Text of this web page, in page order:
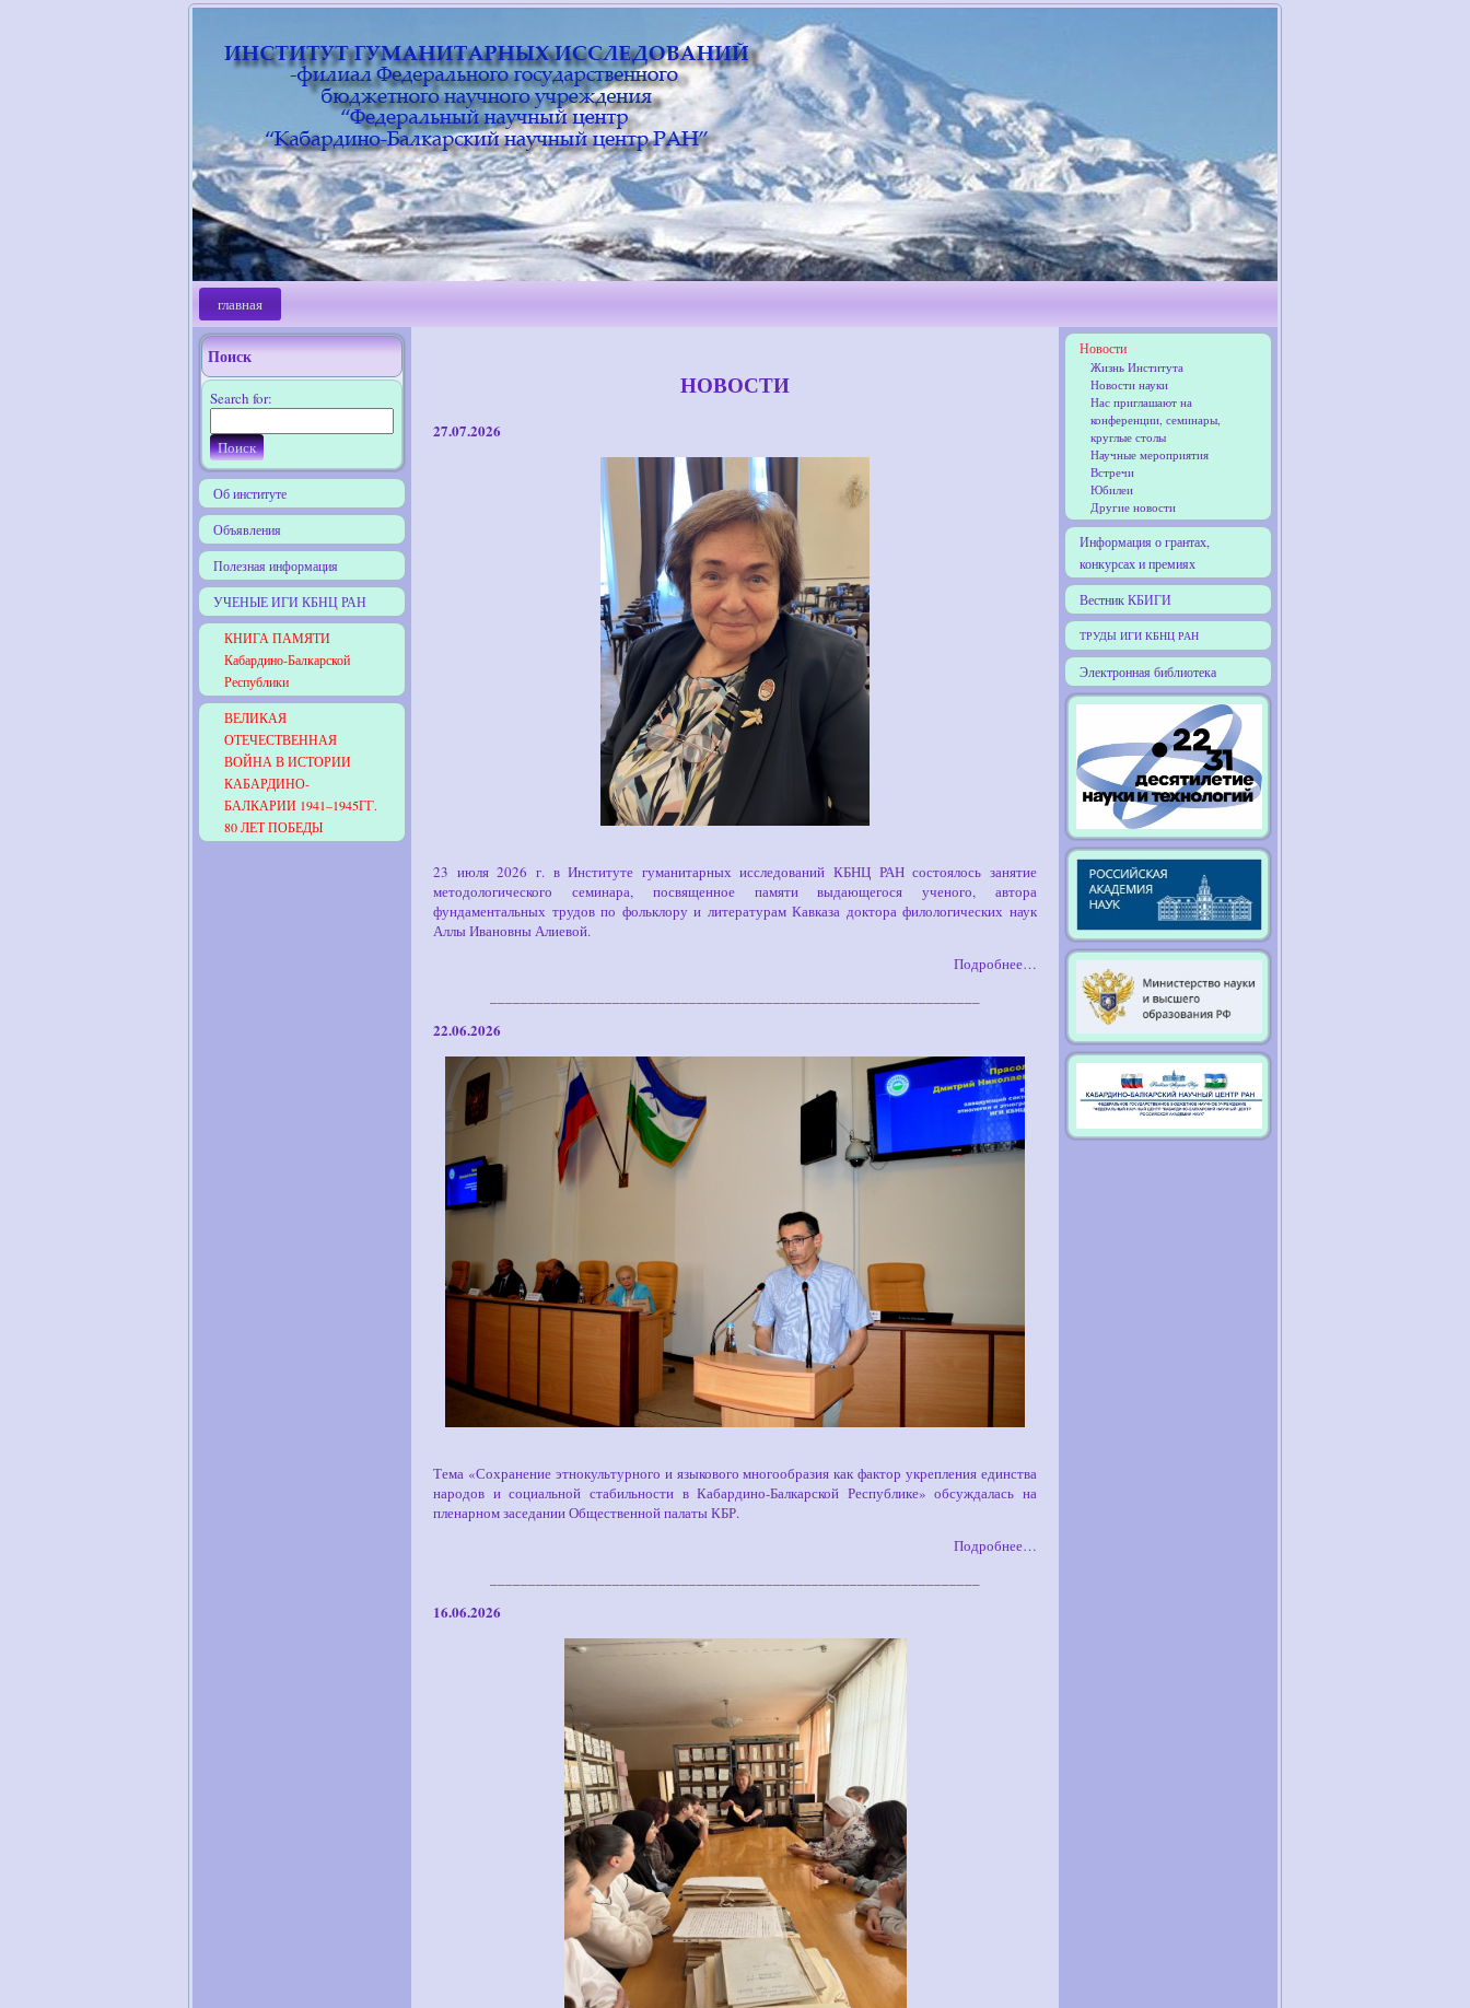
главная
Поиск
Search for:
Об институте
Объявления
Полезная информация
УЧЕНЫЕ ИГИ КБНЦ РАН
КНИГА ПАМЯТИ
Кабардино-Балкарской
Республики
ВЕЛИКАЯ
ОТЕЧЕСТВЕННАЯ
ВОЙНА В ИСТОРИИ
КАБАРДИНО-
БАЛКАРИИ 1941–1945ГГ.
80 ЛЕТ ПОБЕДЫ
НОВОСТИ
27.07.2026
23 июля 2026 г. в Институте гуманитарных исследований КБНЦ РАН состоялось занятие
методологического семинара, посвященное памяти выдающегося ученого, автора
фундаментальных трудов по фольклору и литературам Кавказа доктора филологических наук
Аллы Ивановны Алиевой.
Подробнее…
22.06.2026
Тема «Сохранение этнокультурного и языкового многообразия как фактор укрепления единства
народов и социальной стабильности в Кабардино-Балкарской Республике» обсуждалась на
пленарном заседании Общественной палаты КБР.
Подробнее…
16.06.2026
Новости
Жизнь Института
Новости науки
Нас приглашают на
конференции, семинары,
круглые столы
Научные мероприятия
Встречи
Юбилеи
Другие новости
Информация о грантах,
конкурсах и премиях
Вестник КБИГИ
ТРУДЫ ИГИ КБНЦ РАН
Электронная библиотека